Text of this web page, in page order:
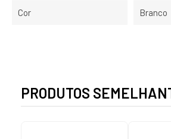
Cor Branco
PRODUTOS